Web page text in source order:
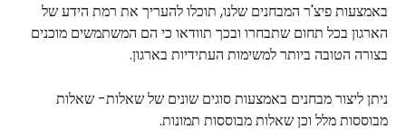
באמצעות פיצ'ר המבחנים שלנו, תוכלו להעריך את רמת הידע של
הארגון בכל תחום שתבחרו ובכך תוודאו כי הם המשתמשים מוכנים
בצורה הטובה ביותר למשימות העתידיות בארגון.
ניתן ליצור מבחנים באמצעות סוגים שונים של שאלות- שאלות
מבוססות מלל וכן שאלות מבוססות תמונות.